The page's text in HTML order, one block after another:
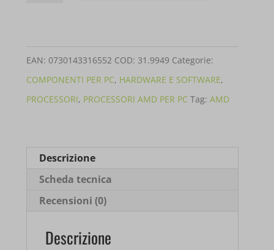
5900XT
3.3GHZ
7NM
100001581WOF
quantità
EAN:0730143316552 COD: 31.9949 Categorie:
COMPONENTI PER PC, HARDWARE E SOFTWARE,
PROCESSORI, PROCESSORI AMD PER PC Tag:AMD
Descrizione
Scheda tecnica
Recensioni (0)
Descrizione